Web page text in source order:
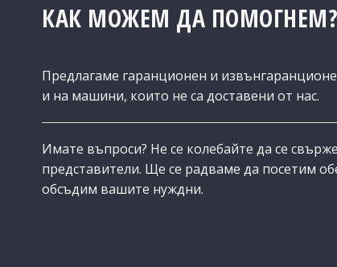
КАК МОЖЕМ ДА ПОМОГНЕМ?
Предлагаме гаранционен и
и на машини, които не са доставени от нас.
Имате въпроси? Не се колебайте да се
представители. Ще се радваме да посетим
обсъдим вашите нуждни.